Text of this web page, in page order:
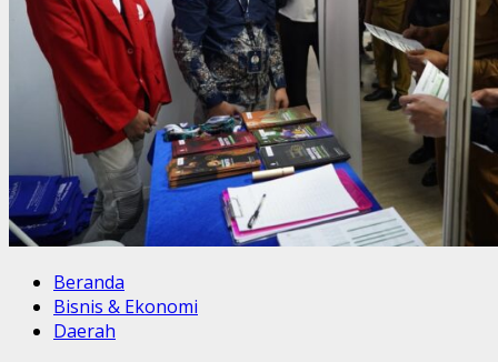
Beranda
Bisnis & Ekonomi
Daerah